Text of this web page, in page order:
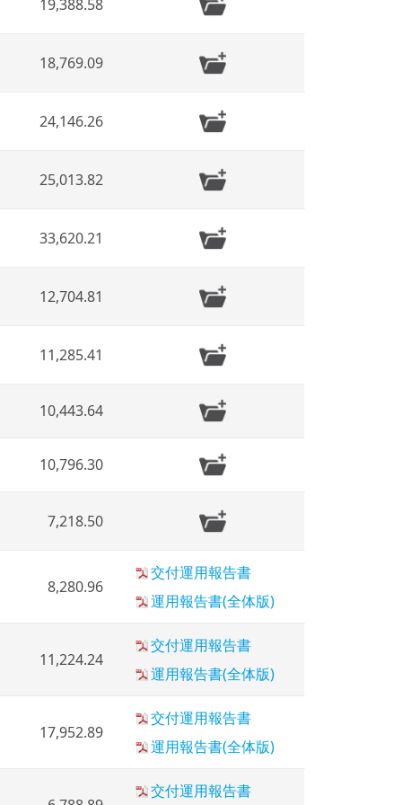
19,388.58
18,769.09
24,146.26
25,013.82
33,620.21
12,704.81
11,285.41
10,443.64
10,796.30
7,218.50
8,280.96
交付運用報告書
運用報告書(全体版)
11,224.24
交付運用報告書
運用報告書(全体版)
17,952.89
交付運用報告書
運用報告書(全体版)
交付運用報告書